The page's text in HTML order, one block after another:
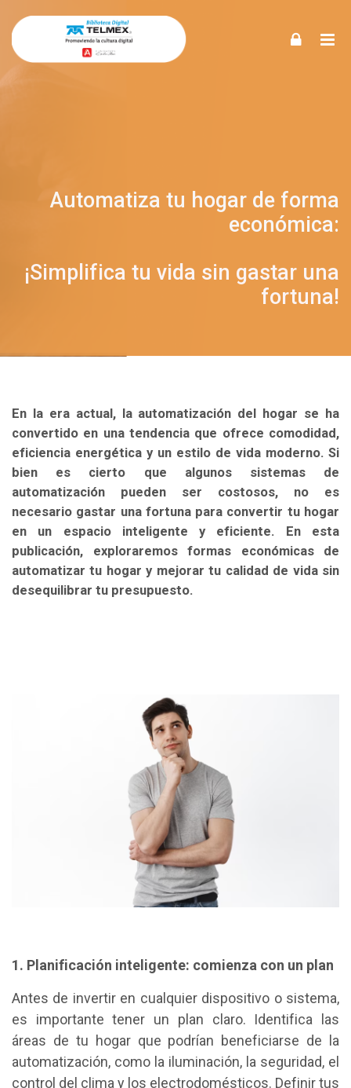
Automatiza tu hogar de forma
económica:
¡Simplifica tu vida sin gastar una
fortuna!
En la era actual, la automatización del hogar se ha
convertido en una tendencia que ofrece comodidad,
eficiencia energética y un estilo de vida moderno. Si
bien es cierto que algunos sistemas de
automatización pueden ser costosos, no es
necesario gastar una fortuna para convertir tu hogar
en un espacio inteligente y eficiente. En esta
publicación, exploraremos formas económicas de
automatizar tu hogar y mejorar tu calidad de vida sin
desequilibrar tu presupuesto.
1. Planificación inteligente: comienza con un plan
Antes de invertir en cualquier dispositivo o sistema,
es importante tener un plan claro. Identifica las
áreas de tu hogar que podrían beneficiarse de la
automatización, como la iluminación, la seguridad, el
control del clima y los electrodomésticos. Definir tus